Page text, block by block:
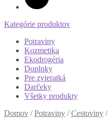
Kategórie produktov
Potraviny
Kozmetika
Ekodrogéria
Doplnky
Pre zvieratká
Darčeky
Všetky produkty
Domov /Potraviny /Cestoviny /